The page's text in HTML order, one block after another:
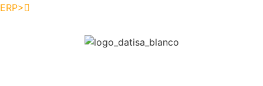
ERP>